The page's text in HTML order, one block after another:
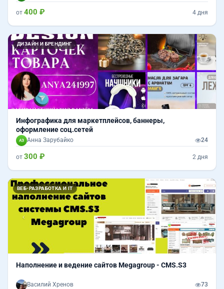
от 400 ₽ 4 дня
ДИЗАЙН И БРЕНДИНГ
Инфографика для маркетплейсов, баннеры,
оформление соц.сетей
Анна Зарубайко 24
от 300 ₽ 2 дня
ВЕБ-РАЗРАБОТКА И IT
Назад
Наполнение и ведение сайтов Megagroup - CMS.S3
Василий Хренов 73